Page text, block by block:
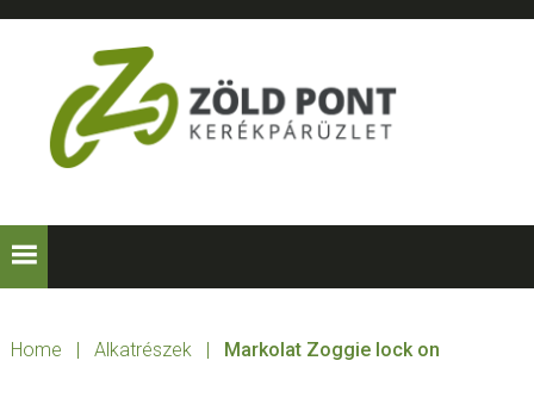
Skip
navigation
Skip
content
Skip
ZÖLD
PONT
Home | Alkatrészek | Markolat Zoggie lock on